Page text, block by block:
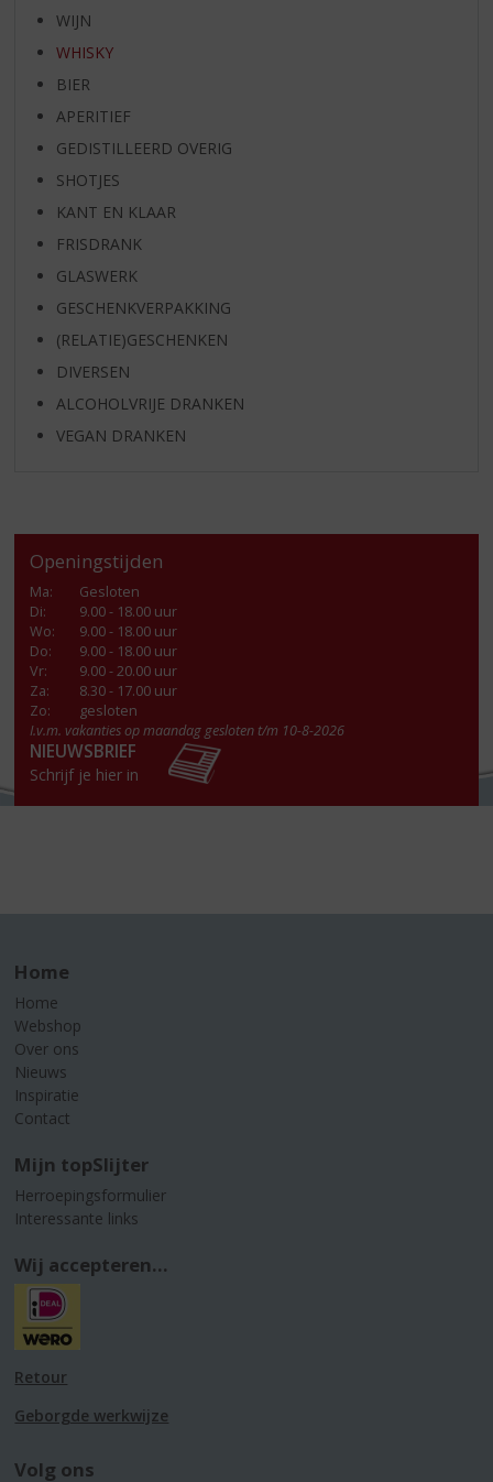
WIJN
WHISKY
BIER
APERITIEF
GEDISTILLEERD OVERIG
SHOTJES
KANT EN KLAAR
FRISDRANK
GLASWERK
GESCHENKVERPAKKING
(RELATIE)GESCHENKEN
DIVERSEN
ALCOHOLVRIJE DRANKEN
VEGAN DRANKEN
Openingstijden
Ma:
Gesloten
Di:
9.00 - 18.00 uur
Wo:
9.00 - 18.00 uur
Do:
9.00 - 18.00 uur
Vr:
9.00 - 20.00 uur
Za:
8.30 - 17.00 uur
Zo:
gesloten
I.v.m. vakanties op maandag gesloten t/m 10-8-2026
NIEUWSBRIEF
Schrijf je hier in
Home
Home
Webshop
Over ons
Nieuws
Inspiratie
Contact
Mijn topSlijter
Herroepingsformulier
Interessante links
Wij accepteren...
Retour
Geborgde werkwijze
Volg ons